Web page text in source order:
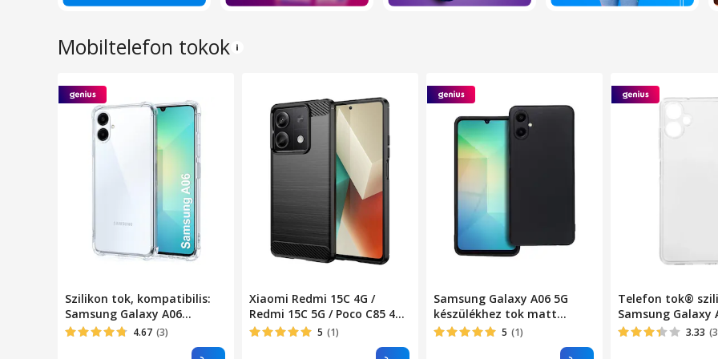
Mobiltelefon tokok
Szilikon tok, kompatibilis:
Samsung Galaxy A06
ütésálló átlátszó
4.67 (3)
Xiaomi Redmi 15C 4G /
Redmi 15C 5G / Poco C85 4G
kompatibilis szilikon
hátlaptok, karbon mintás,
5 (1)
Samsung Galaxy A06 5G
készülékhez tok matt
fekete
5 (1)
Telefon tok®
Samsung Galaxy
kamera
ultravékony,
3.33